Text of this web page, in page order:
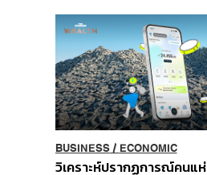
Order
BUSINESS/ ECONOMIC
วิเคราะห์ปรากฏการณ์คนแห่